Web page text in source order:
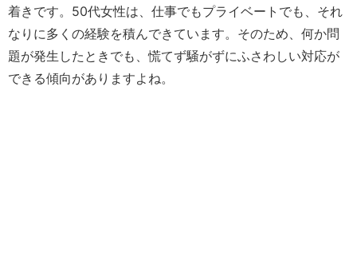
着きです。50代女性は、仕事でもプライベートでも、それ
なりに多くの経験を積んできています。そのため、何か問
題が発生したときでも、慌てず騒がずにふさわしい対応が
できる傾向がありますよね。